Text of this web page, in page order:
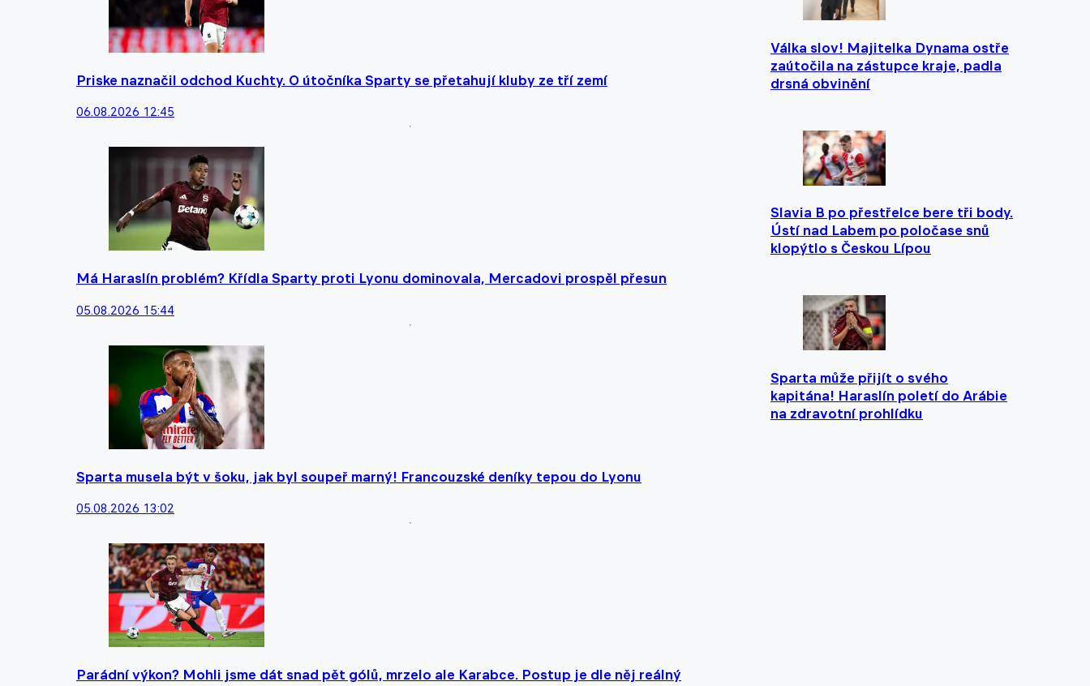
Priske naznačil odchod Kuchty. O útočníka Sparty se přetahují kluby ze tří zemí
06.08.2026 12:45
Má Haraslín problém? Křídla Sparty proti Lyonu dominovala, Mercadovi prospěl přesun
05.08.2026 15:44
Sparta musela být v šoku, jak byl soupeř marný! Francouzské deníky tepou do Lyonu
05.08.2026 13:02
Parádní výkon? Mohli jsme dát snad pět gólů, mrzelo ale Karabce. Postup je dle něj reálný
Válka slov! Majitelka Dynama ostře
zaútočila na zástupce kraje, padla
drsná obvinění
Slavia B po přestřelce bere tři body.
Ústí nad Labem po poločase snů
klopýtlo s Českou Lípou
Sparta může přijít o svého
kapitána! Haraslín poletí do Arábie
na zdravotní prohlídku